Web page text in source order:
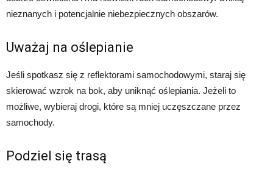
nieznanych i potencjalnie niebezpiecznych obszarów.
Uważaj na oślepianie
Jeśli spotkasz się z reflektorami samochodowymi, staraj się
skierować wzrok na bok, aby uniknąć oślepiania. Jeżeli to
możliwe, wybieraj drogi, które są mniej uczęszczane przez
samochody.
Podziel się trasą